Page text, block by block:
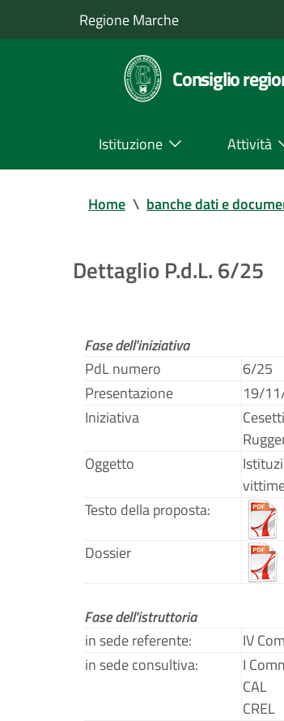
Regione Marche
Consiglio
Istituzione Attività
Home \ banche dati e
Dettaglio P.d.L. 6/25
Fase dell'iniziativa
PdL numero
6/25
Presentazione
19/
Iniziativa
Oggetto
Testo della proposta:
Dossier
Fase dell'istruttoria
in sede referente:
IV
in sede consultiva:
I
CAL
CREL